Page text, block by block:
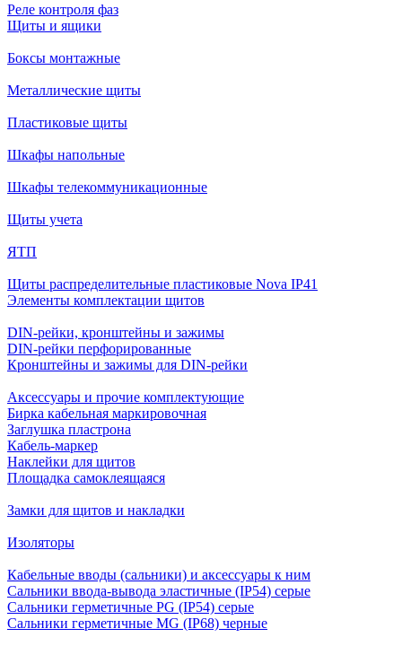
Реле контроля фаз
Щиты и ящики
Боксы монтажные
Металлические щиты
Пластиковые щиты
Шкафы напольные
Шкафы телекоммуникационные
Щиты учета
ЯТП
Щиты распределительные пластиковые Nova IP41
Элементы комплектации щитов
DIN-рейки, кронштейны и зажимы
DIN-рейки перфорированные
Кронштейны и зажимы для DIN-рейки
Аксессуары и прочие комплектующие
Бирка кабельная маркировочная
Заглушка пластрона
Кабель-маркер
Наклейки для щитов
Площадка самоклеящаяся
Замки для щитов и накладки
Изоляторы
Кабельные вводы (сальники) и аксессуары к ним
Сальники ввода-вывода эластичные (IP54) серые
Сальники герметичные PG (IP54) серые
Сальники герметичные MG (IP68) черные